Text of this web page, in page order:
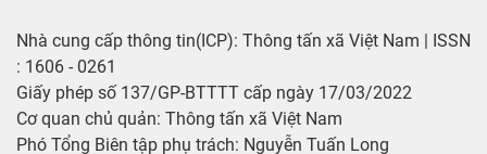
Nhà cung cấp thông tin(ICP): Thông tấn xã Việt Nam | ISSN
: 1606 - 0261
Giấy phép số 137/GP-BTTTT cấp ngày 17/03/2022
Cơ quan chủ quản: Thông tấn xã Việt Nam
Phó Tổng Biên tập phụ trách: Nguyễn Tuấn Long